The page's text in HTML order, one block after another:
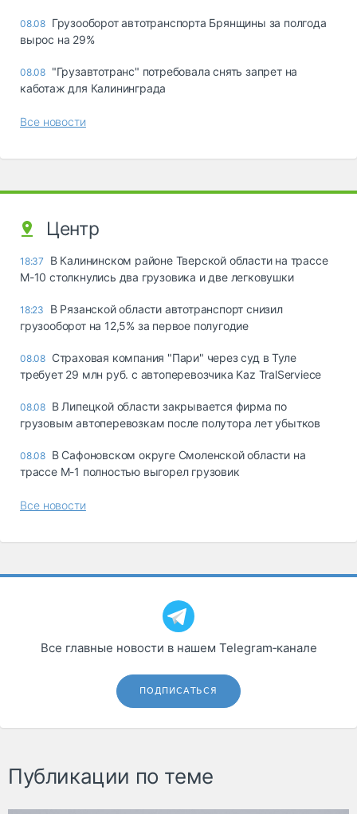
08.08 Грузооборот автотранспорта Брянщины за полгода
вырос на 29%
08.08 "Грузавтотранс" потребовала снять запрет на
каботаж для Калининграда
Все новости
Центр
18:37
В Калининском районе Тверской области на трассе
М-10 столкнулись два грузовика и две легковушки
18:23
В Рязанской области автотранспорт снизил
грузооборот на 12,5% за первое полугодие
08.08 Страховая компания "Пари" через суд в Туле
требует 29 млн руб. с автоперевозчика Kaz TralServiece
08.08 В Липецкой области закрывается фирма по
грузовым автоперевозкам после полутора лет убытков
08.08 В Сафоновском округе Смоленской области на
трассе М-1 полностью выгорел грузовик
Все новости
Все главные новости в нашем Telegram‑канале
ПОДПИСАТЬСЯ
Публикации по теме